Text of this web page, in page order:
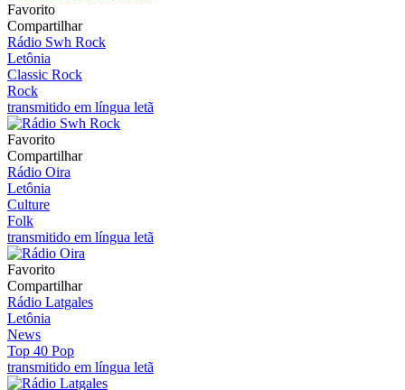
Favorito
Compartilhar
Rádio Swh Rock
Letônia
Classic Rock
Rock
transmitido em língua letã
Favorito
Compartilhar
Rádio Oira
Letônia
Culture
Folk
transmitido em língua letã
Favorito
Compartilhar
Rádio Latgales
Letônia
News
Top 40 Pop
transmitido em língua letã